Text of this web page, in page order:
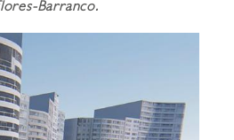
Barranco.